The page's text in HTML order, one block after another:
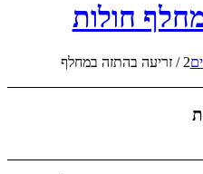
חולות
2
/ זריעה בהתזה במחלף